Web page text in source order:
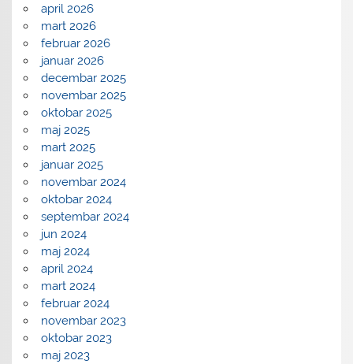
april 2026
mart 2026
februar 2026
januar 2026
decembar 2025
novembar 2025
oktobar 2025
maj 2025
mart 2025
januar 2025
novembar 2024
oktobar 2024
septembar 2024
jun 2024
maj 2024
april 2024
mart 2024
februar 2024
novembar 2023
oktobar 2023
maj 2023